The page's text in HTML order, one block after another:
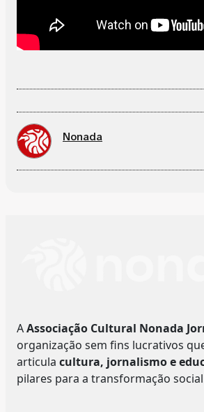
Nonada
AAssociação Cultural Nonada
organização sem fins lucrativos
articula cultura, jornalismo e
pilares para a transformação